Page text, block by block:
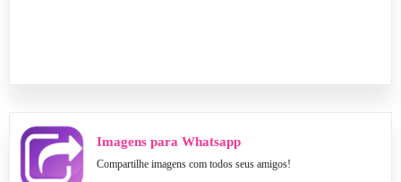
Imagens para Whatsapp
Compartilhe imagens com todos seus amigos!